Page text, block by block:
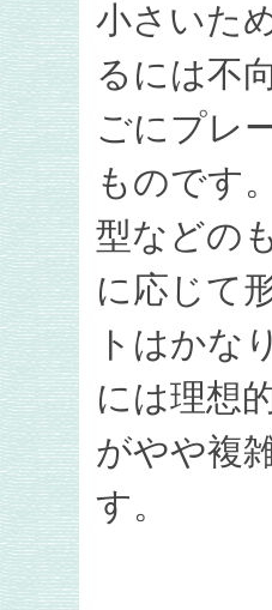
小さいた
るには不
ごにプレ
ものです
型などの
に応じて
トはかな
には理想
がやや複
す。